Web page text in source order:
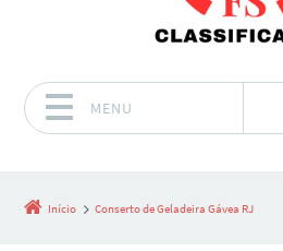
MENU
Início Conserto de Geladeira Gávea RJ